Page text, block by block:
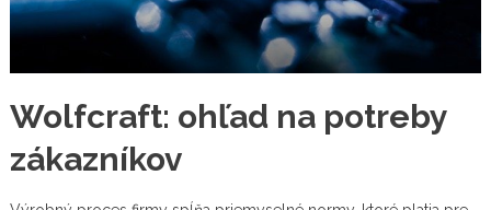
Wolfcraft: ohľad na potreby
zákazníkov